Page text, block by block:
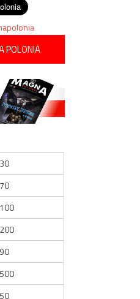
POLONIA
30
70
100
200
90
500
50